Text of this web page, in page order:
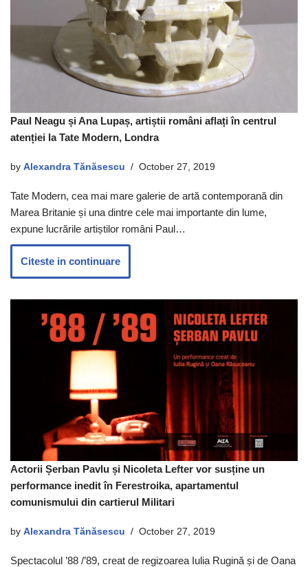
Paul Neagu și Ana Lupaș, artiștii români aflați în centrul
atenției la Tate Modern, Londra
by Alexandra Tănăsescu October 27, 2019
Tate Modern, cea mai mare galerie de artă contemporană din
Marea Britanie și una dintre cele mai importante din lume,
expune lucrările artiștilor români Paul…
Citeste in continuare
Actorii Șerban Pavlu și Nicoleta Lefter vor susține un
performance inedit în Ferestroika, apartamentul
comunismului din cartierul Militari
by Alexandra Tănăsescu October 27, 2019
Spectacolul ’88 /’89, creat de regizoarea Iulia Rugină și de Oana